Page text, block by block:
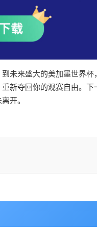
到未来盛大的美加墨世界
新夺回你的观赛自由。
开。